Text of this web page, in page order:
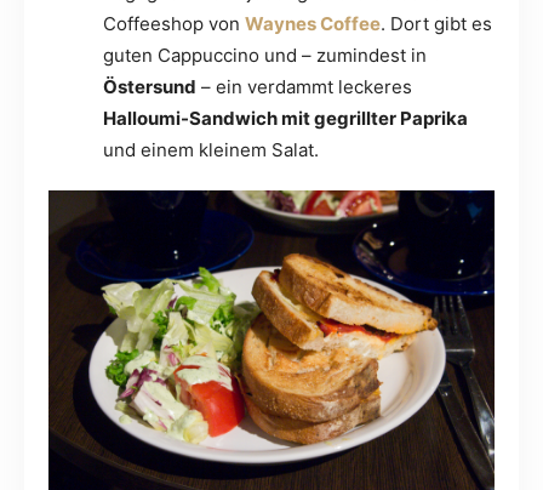
Coffeeshop von Waynes Coffee. Dort gibt es
guten Cappuccino und – zumindest in
Östersund – ein verdammt leckeres
Halloumi-Sandwich mit gegrillter Paprika
und einem kleinem Salat.